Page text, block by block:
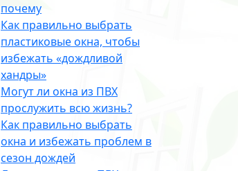
почему
Как правильно выбрать
пластиковые окна, чтобы
избежать «дождливой
хандры»
Могут ли окна из ПВХ
прослужить всю жизнь?
Как правильно выбрать
окна и избежать проблем в
сезон дождей